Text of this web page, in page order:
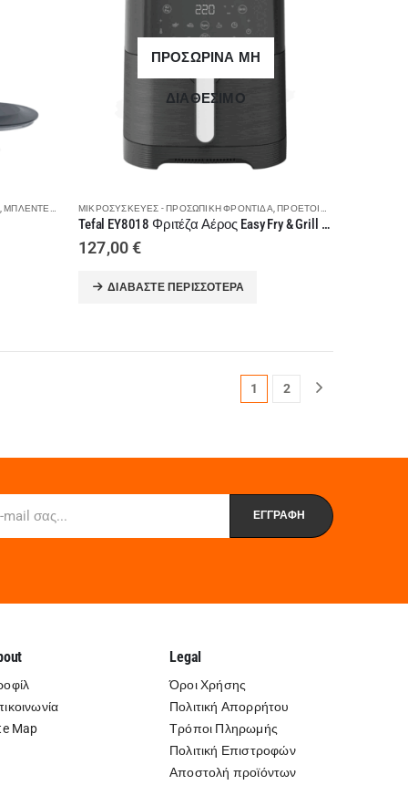
,ΜΠΛΈΝΤΕΡ - ΜΟΥΛΤΙ - ΡΟΒΔΟΜΠΛΈΝΤΕΡ
ΠΡΟΣΩΡΙΝΑ ΜΗ
ΔΙΑΘΕΣΙΜΟ
ΜΙΚΡΟΣΥΣΚΕΥΈΣ - ΠΡΟΣΩΠΙΚΉ ΦΡΟΝΤΊΔΑ ,ΠΡΟΕΤΟΙΜΑΣΊΑ ΦΑΓΗΤΟΎ
Tefal EY8018 Φριτέζα Αέρος Easy Fry & Grill XXL
127,00€
ΔΙΑΒΆΣΤΕ ΠΕΡΙΣΣΌΤΕΡΑ
1 2
Map
Legal
Όροι Χρήσης
Πολιτική Απορρήτου
Τρόποι Πληρωμής
Πολιτική Επιστροφών
Αποστολή προϊόντων